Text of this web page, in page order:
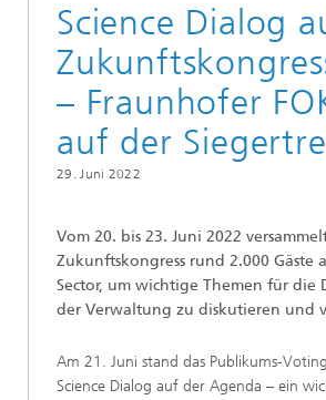
Science Dialog
– Fraunhofer
auf der
29. Juni 2022
Vom 20. bis 23. Juni 2022
Zukunftskongress rund 2.000 Gäste
Sector, um wichtige Themen für die
der Verwaltung zu diskutieren und
Am 21. Juni stand das Publikums-
Science Dialog auf der Agenda – ein